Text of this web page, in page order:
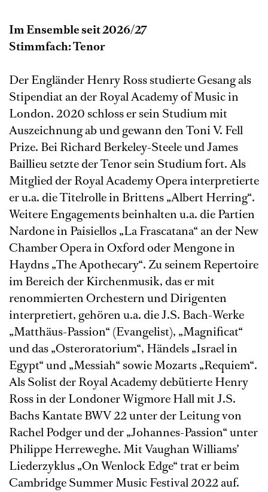
Im Ensemble seit 2026/27
Stimmfach: Tenor
Der Engländer Henry Ross studierte Gesang als
Stipendiat an der Royal Academy of Music in
London. 2020 schloss er sein Studium mit
Auszeichnung ab und gewann den Toni V. Fell
Prize. Bei Richard Berkeley-Steele und James
Baillieu setzte der Tenor sein Studium fort. Als
Mitglied der Royal Academy Opera interpretierte
er u.a. die Titelrolle in Brittens „Albert Herring“.
Weitere Engagements beinhalten u.a. die Partien
Nardone in Paisiellos „La Frascatana“ an der New
Chamber Opera in Oxford oder Mengone in
Haydns „The Apothecary“. Zu seinem Repertoire
im Bereich der Kirchenmusik, das er mit
renommierten Orchestern und Dirigenten
interpretiert, gehören u.a. die J.S. Bach-Werke
„Matthäus-Passion“ (Evangelist), „Magnificat“
und das „Osteroratorium“, Händels „Israel in
Egypt“ und „Messiah“ sowie Mozarts „Requiem“.
Als Solist der Royal Academy debütierte Henry
Ross in der Londoner Wigmore Hall mit J.S.
Bachs Kantate BWV 22 unter der Leitung von
Rachel Podger und der „Johannes-Passion“ unter
Philippe Herreweghe. Mit Vaughan Williams’
Liederzyklus „On Wenlock Edge“ trat er beim
Cambridge Summer Music Festival 2022 auf.